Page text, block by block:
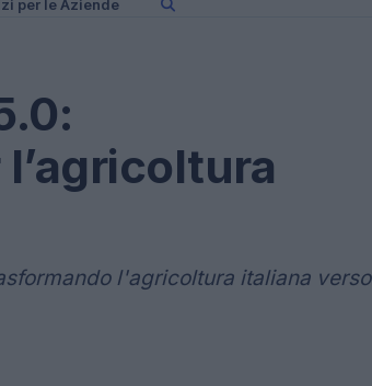
per le Aziende
l'agricoltura italiana verso